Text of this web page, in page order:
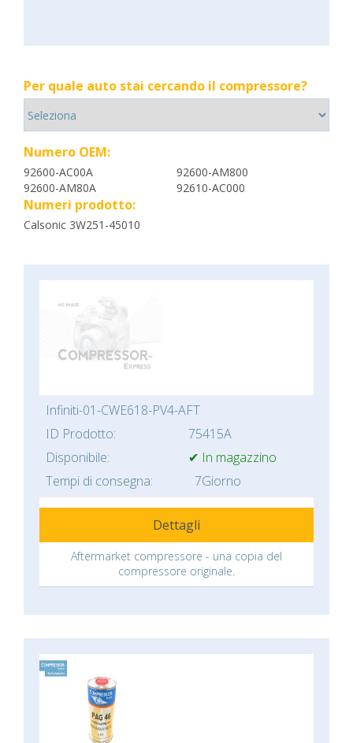
Per quale auto stai cercando il compressore?
Numero OEM:
92600-AC00A
92600-AM800
92600-AM80A
92610-AC000
Numeri prodotto:
Calsonic 3W251-45010
Infiniti-01-CWE618-PV4-AFT
ID Prodotto:
75415A
Disponibile:
✔ In magazzino
Tempi di consegna:
7Giorno
Dettagli
Aftermarket compressore - una copia del
compressore originale.